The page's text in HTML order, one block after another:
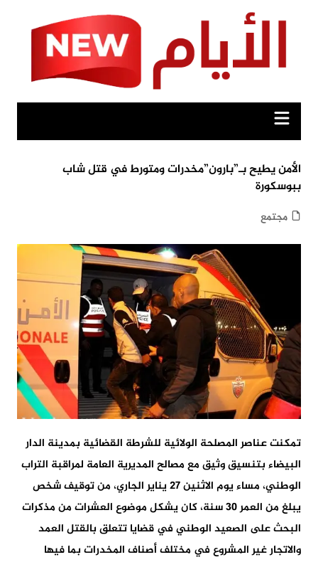
الأمن يطيح بـ”بارون”مخدرات ومتورط في قتل شاب
ببوسكورة
مجتمع
تمكنت عناصر المصلحة الولائية للشرطة القضائية بمدينة الدار
البيضاء بتنسيق وثيق مع مصالح المديرية العامة لمراقبة التراب
الوطني، مساء يوم الاثنين 27 يناير الجاري، من توقيف شخص
يبلغ من العمر 30 سنة، كان يشكل موضوع العشرات من مذكرات
البحث على الصعيد الوطني في قضايا تتعلق بالقتل العمد
والاتجار غير المشروع في مختلف أصناف المخدرات بما فيها